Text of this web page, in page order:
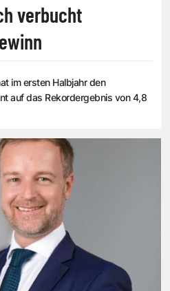
verbucht
im ersten Halbjahr den
auf das Rekordergebnis von 4,8